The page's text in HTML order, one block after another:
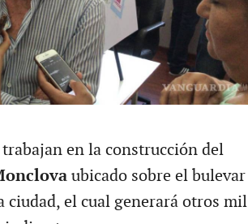
en la construcción del
ubicado sobre el bulevar
ciudad, el cual generará otros mil